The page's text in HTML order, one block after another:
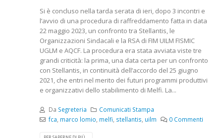
Si è concluso nella tarda serata di ieri, dopo 3 incontri e
l’avvio di una procedura di raffreddamento fatta in data
22 maggio 2023, un confronto tra Stellantis, le
Organizzazioni Sindacali e la RSA di FIM UILM FISMIC
UGLM e AQCF. La procedura era stata avviata viste tre
grandi criticità: la prima, una data certa per un confronto
con Stellantis, in continuità dell’accordo del 25 giugno
2021, che entri nel merito dei futuri programmi produttivi
e organizzativi dello stabilimento di Melfi. La...
Da Segreteria
Comunicati Stampa
fca marco lomio melfi stellantis uilm 0 Commenti